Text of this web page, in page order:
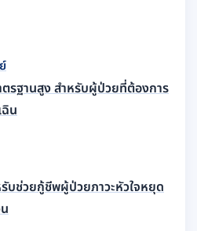
รฐานสูง สำหรับผู้ป่วยที่ต้องการ
น
บช่วยกู้ชีพผู้ป่วยภาวะหัวใจหยุด